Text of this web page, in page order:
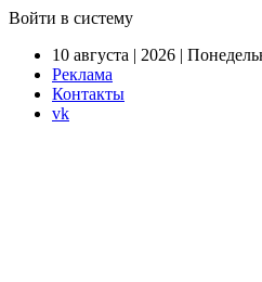
Войти в систему
10 августа | 2026 |
Реклама
Контакты
vk